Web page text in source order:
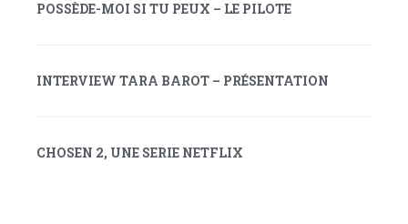
POSSÈDE-MOI SI TU PEUX – LE PILOTE
INTERVIEW TARA BAROT – PRÉSENTATION
CHOSEN 2, UNE SERIE NETFLIX